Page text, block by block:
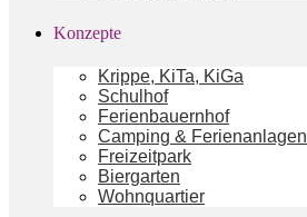
Konzepte
Krippe, KiTa, KiGa
Schulhof
Ferienbauernhof
Camping & Ferienanlagen
Freizeitpark
Biergarten
Wohnquartier